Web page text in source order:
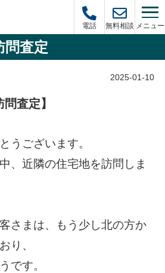
電話 無料相談 メニュー
査定
2025-01-10
査定】
うございます。
、近隣の住宅地を訪問しま
さまは、もう少し北の方か
り、
です。